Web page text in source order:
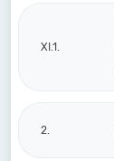
XI.1.
2.